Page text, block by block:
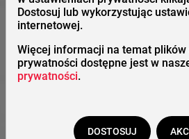
Dostosuj lub wykorzystując
internetowej.
Więcej informacji na temat
prywatności dostępne jest w
prywatności.
DOSTOSUJ